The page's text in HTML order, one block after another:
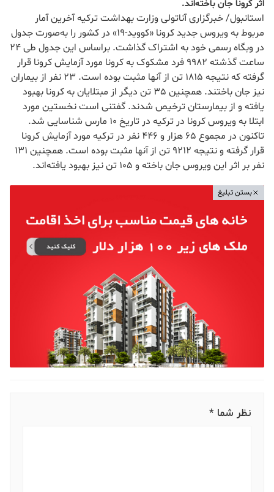
اثر کرونا جان باخته‌اند.
استانبول/ خبرگزاری آناتولی وزارت بهداشت ترکیه آخرین آمار
مربوط به ویروس جدید کرونا «کووید-19» در کشور را به‌صورت جدول
در وبگاه رسمی خود به اشتراک گذاشت. براساس این جدول طی 24
ساعت گذشته 9982 فرد مشکوک به کرونا مورد آزمایش کرونا قرار
گرفته که نتیجه 1815 تن از آنها مثبت بوده است. 23 نفر از بیماران
نیز جان باختند. همچنین 35 تن دیگر از مبتلایان به کرونا بهبود
یافته و از بیمارستان ترخیص شدند. گفتنی است نخستین مورد
ابتلا به ویروس کرونا در ترکیه در تاریخ 10 مارس شناسایی شد.
تاکنون در مجموع 65 هزار و 446 نفر در ترکیه مورد آزمایش کرونا
قرار گرفته و نتیجه 9212 تن از آنها مثبت بوده است. همچنین 131
نفر بر اثر این ویروس جان باخته‌ و 105 تن نیز بهبود یافته‌اند.
بستن تبلیغ
نظر شما *